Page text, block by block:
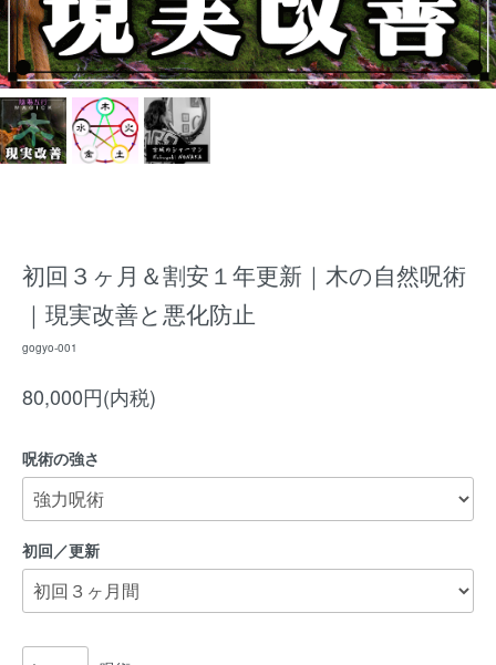
初回３ヶ月＆割安１年更新｜木の自然呪術
｜現実改善と悪化防止
gogyo-001
80,000円(内税)
呪術の強さ
初回／更新